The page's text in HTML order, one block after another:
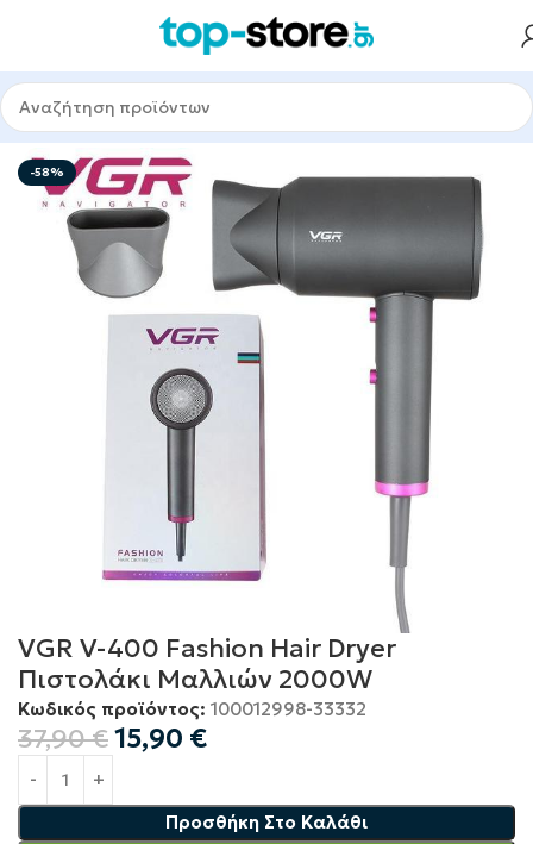
Αρχική σελίδα
-58%
VGR V-400 Fashion Hair Dryer
Πιστολάκι Μαλλιών 2000W
Κωδικός προϊόντος: 100012998-33332
37,90€15,90 €
Προσθήκη Στο Καλάθι